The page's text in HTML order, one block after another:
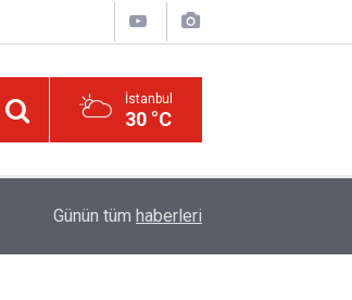
İstanbul
30 °C
atabilir' uyarısı
Günün tüm haberleri